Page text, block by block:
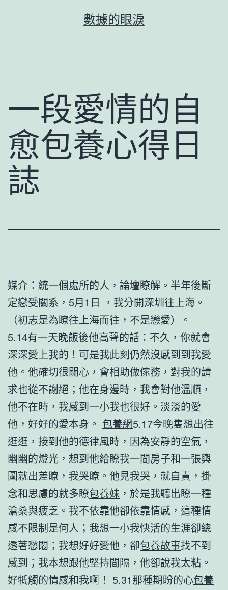
數據的眼淚
一段愛情的自
愈包養心得日
誌
媒介：統一個處所的人，論壇瞭解。半年後斷
定戀受關系，5月1日 ，我分開深圳往上海。
（初志是為瞭往上海而往，不是戀愛）。
5.14有一天晚飯後他高聲的話：不久，你就會
深深愛上我的！可是我此刻仍然沒感到到我愛
他。他確切很關心，會相助做傢務，對我的請
求也從不謝絕；他在身邊時，我會對他溫順，
他不在時，我感到一小我也很好。淡淡的愛
他，好好的愛本身。 包養網5.17今晚隻想出往
逛逛，接到他的德律風時，因為安靜的空氣，
幽幽的燈光，想到他給瞭我一間房子和一張輿
圖就出差瞭，我哭瞭。他見我哭，就自責，掛
念和思慮的就多瞭包養妹 ，於是我聽出瞭一種
滄桑與疲乏。我不依靠他卻依靠情感，這種情
感不限制是何人；我想一小我快活的生涯卻總
透著愁悶；我想好好愛他，卻包養故事找不到
感到；我本想跟他堅持間隔，他卻說我太粘。
好牴觸的情感和我啊！ 5.31那種期盼的心包養